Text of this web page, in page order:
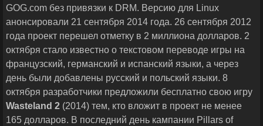
GOG.com без привязки к DRM. Версию для Linux
анонсировали 21 сентября 2014 года. 26 сентября 2012
года проект перешел отметку в 2 миллиона долларов. 2
октября стало известно о текстовом переводе игры на
французский, германский и испанский языки, а через
день были добавлены русский и польский языки. 8
октября разработчики предложили бесплатно свою игру
Wasteland 2 (2014) тем, кто вложит в проект не менее
165 долларов. В последний день кампании Pillars of